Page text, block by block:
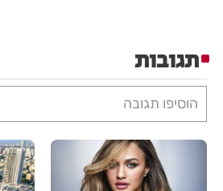
תגובות
הוסיפו תגובה